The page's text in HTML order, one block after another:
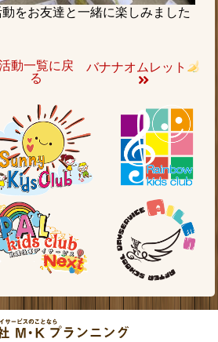
動をお友達と一緒に楽しみました
動一覧に戻
る
バナナオムレット